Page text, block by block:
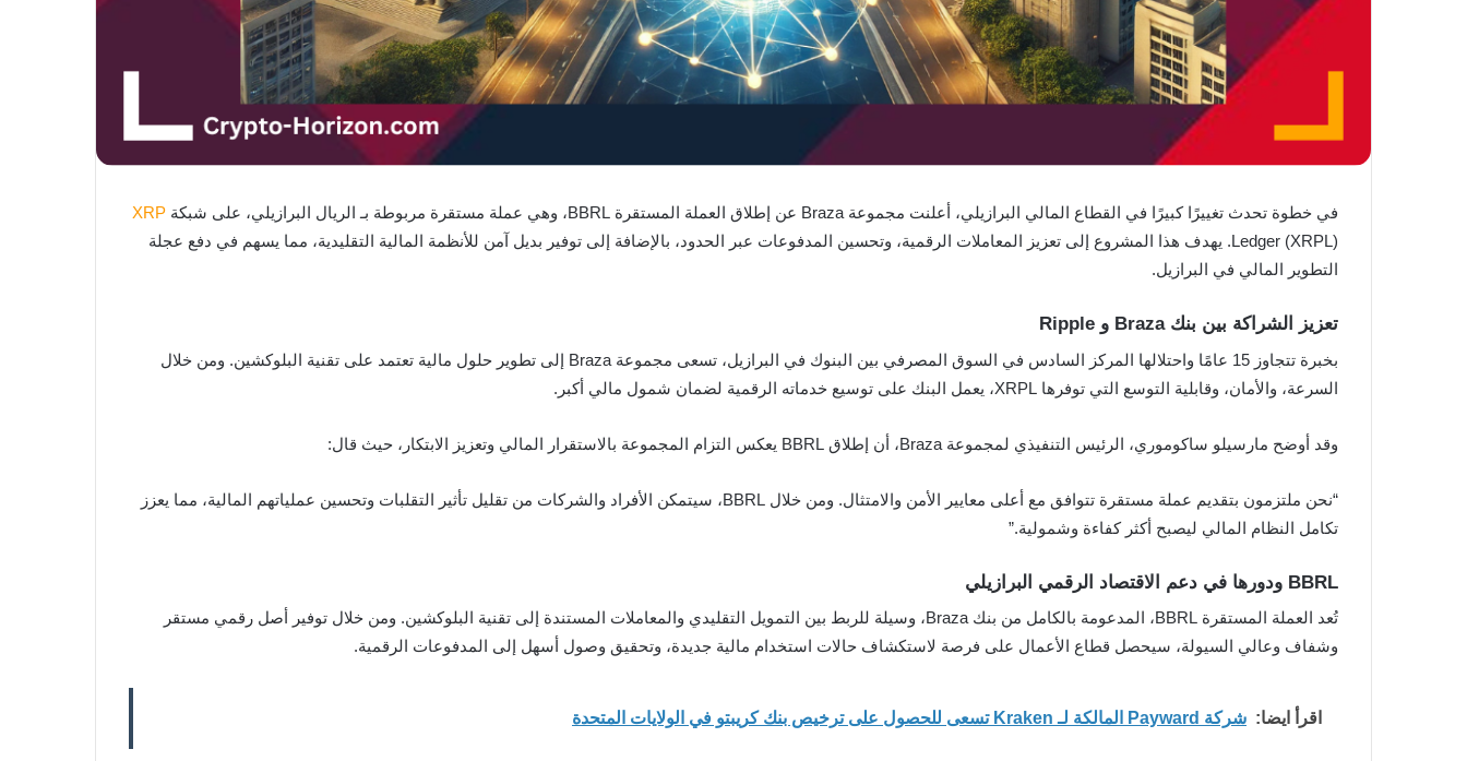
في خطوة تحدث تغييرًا كبيرًا في القطاع المالي البرازيلي، أعلنت مجموعة Braza عن إطلاق العملة المستقرة BBRL، وهي عملة مستقرة مربوطة بـ الريال البرازيلي، على شبكة
XRP
Ledger (XRPL). يهدف هذا المشروع إلى تعزيز المعاملات الرقمية، وتحسين المدفوعات عبر الحدود، بالإضافة إلى توفير بديل آمن للأنظمة المالية التقليدية، مما يسهم في دفع عجلة
التطوير المالي في البرازيل.
تعزيز الشراكة بين بنك Braza و Ripple
بخبرة تتجاوز 15 عامًا واحتلالها المركز السادس في السوق المصرفي بين البنوك في البرازيل، تسعى مجموعة Braza إلى تطوير حلول مالية تعتمد على تقنية البلوكشين. ومن خلال
السرعة، والأمان، وقابلية التوسع التي توفرها XRPL، يعمل البنك على توسيع خدماته الرقمية لضمان شمول مالي أكبر.
وقد أوضح مارسيلو ساكوموري، الرئيس التنفيذي لمجموعة Braza، أن إطلاق BBRL يعكس التزام المجموعة بالاستقرار المالي وتعزيز الابتكار، حيث قال:
“نحن ملتزمون بتقديم عملة مستقرة تتوافق مع أعلى معايير الأمن والامتثال. ومن خلال BBRL، سيتمكن الأفراد والشركات من تقليل تأثير التقلبات وتحسين عملياتهم المالية، مما يعزز
تكامل النظام المالي ليصبح أكثر كفاءة وشمولية.”
BBRL ودورها في دعم الاقتصاد الرقمي البرازيلي
تُعد العملة المستقرة BBRL، المدعومة بالكامل من بنك Braza، وسيلة للربط بين التمويل التقليدي والمعاملات المستندة إلى تقنية البلوكشين. ومن خلال توفير أصل رقمي مستقر
وشفاف وعالي السيولة، سيحصل قطاع الأعمال على فرصة لاستكشاف حالات استخدام مالية جديدة، وتحقيق وصول أسهل إلى المدفوعات الرقمية.
اقرأ ايضا: شركة Payward المالكة لـ Kraken تسعى للحصول على ترخيص بنك كريبتو في الولايات المتحدة